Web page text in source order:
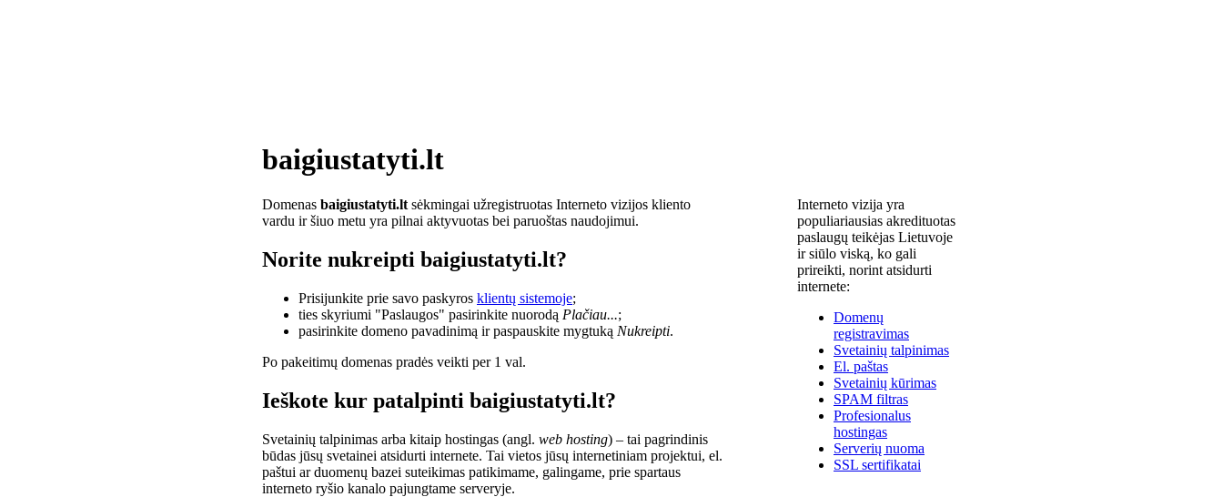
baigiustatyti.lt
Domenas baigiustatyti.lt sėkmingai užregistruotas Interneto vizijos kliento
vardu ir šiuo metu yra pilnai aktyvuotas bei paruoštas naudojimui.
Norite nukreipti baigiustatyti.lt?
Prisijunkite prie savo paskyros klientų sistemoje;
ties skyriumi "Paslaugos" pasirinkite nuorodą Plačiau...;
pasirinkite domeno pavadinimą ir paspauskite mygtuką Nukreipti.
Po pakeitimų domenas pradės veikti per 1 val.
Ieškote kur patalpinti baigiustatyti.lt?
Svetainių talpinimas arba kitaip hostingas (angl. web hosting) – tai pagrindinis
būdas jūsų svetainei atsidurti internete. Tai vietos jūsų internetiniam projektui, el.
paštui ar duomenų bazei suteikimas patikimame, galingame, prie spartaus
interneto ryšio kanalo pajungtame serveryje.
Interneto vizija yra
populiariausias akredituotas
paslaugų teikėjas Lietuvoje
ir siūlo viską, ko gali
prireikti, norint atsidurti
internete:
Domenų
registravimas
Svetainių talpinimas
El. paštas
Svetainių kūrimas
SPAM filtras
Profesionalus
hostingas
Serverių nuoma
SSL sertifikatai